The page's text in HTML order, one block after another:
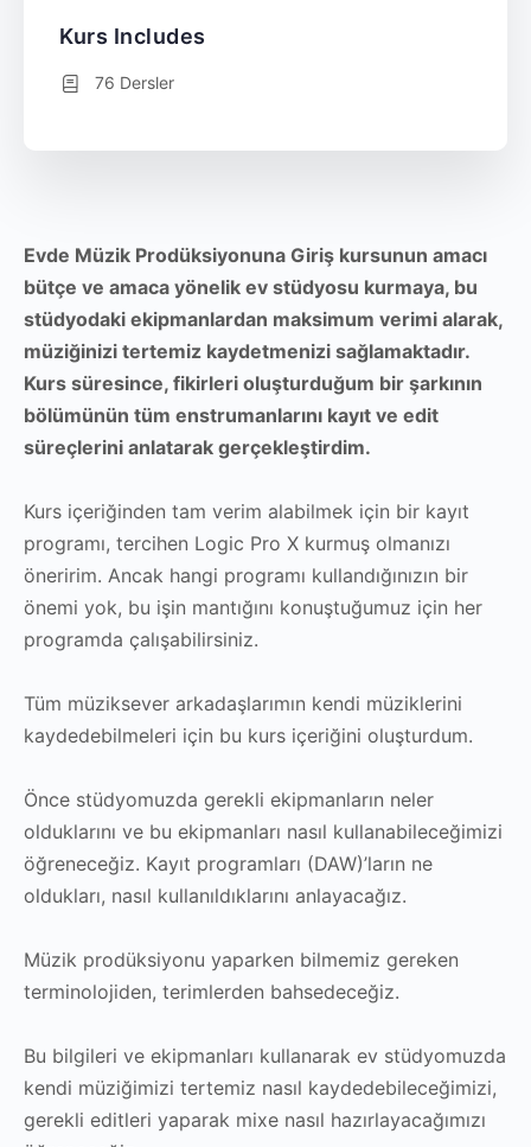
Evde Müzik Prodüksiyonuna Giriş kursunun amacı
bütçe ve amaca yönelik ev stüdyosu kurmaya, bu
stüdyodaki ekipmanlardan maksimum verimi alarak,
müziğinizi tertemiz kaydetmenizi sağlamaktadır.
Kurs süresince, fikirleri oluşturduğum bir şarkının
bölümünün tüm enstrumanlarını kayıt ve edit
süreçlerini anlatarak gerçekleştirdim.
Kurs içeriğinden tam verim alabilmek için bir kayıt
programı, tercihen Logic Pro X kurmuş olmanızı
öneririm. Ancak hangi programı kullandığınızın bir
önemi yok, bu işin mantığını konuştuğumuz için her
programda çalışabilirsiniz.
Tüm müziksever arkadaşlarımın kendi müziklerini
kaydedebilmeleri için bu kurs içeriğini oluşturdum.
Önce stüdyomuzda gerekli ekipmanların neler
olduklarını ve bu ekipmanları nasıl kullanabileceğimizi
öğreneceğiz. Kayıt programları (DAW)’ların ne
oldukları, nasıl kullanıldıklarını anlayacağız.
Müzik prodüksiyonu yaparken bilmemiz gereken
terminolojiden, terimlerden bahsedeceğiz.
Bu bilgileri ve ekipmanları kullanarak ev stüdyomuzda
kendi müziğimizi tertemiz nasıl kaydedebileceğimizi,
gerekli editleri yaparak mixe nasıl hazırlayacağımızı
Kurs Includes
76 Dersler